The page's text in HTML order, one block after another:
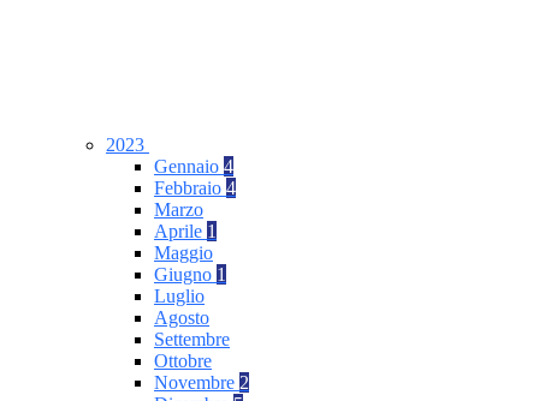
2023
Gennaio 4
Febbraio 4
Marzo
Aprile 1
Maggio
Giugno 1
Luglio
Agosto
Settembre
Ottobre
Novembre 2